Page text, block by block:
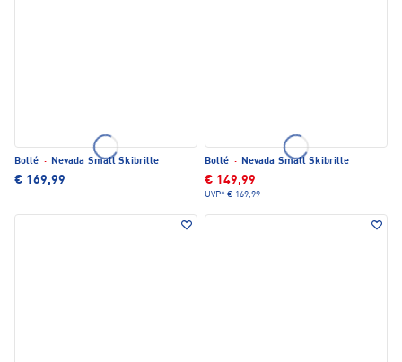
Bollé · Nevada Small Skibrille
€ 169,99
Bollé · Nevada Small Skibrille
€ 149,99
UVP* € 169,99